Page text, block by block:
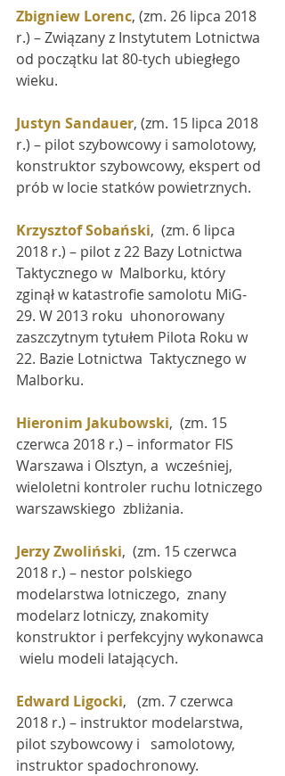
Zbigniew Lorenc, (zm. 26 lipca 2018
r.) – Związany z Instytutem Lotnictwa
od początku lat 80-tych ubiegłego
wieku.
Justyn Sandauer, (zm. 15 lipca 2018
r.) – pilot szybowcowy i samolotowy,
konstruktor szybowcowy, ekspert od
prób w locie statków powietrznych.
Krzysztof Sobański,  (zm. 6 lipca
2018 r.) – pilot z 22 Bazy Lotnictwa
Taktycznego w  Malborku, który
zginął w katastrofie samolotu MiG-
29. W 2013 roku  uhonorowany
zaszczytnym tytułem Pilota Roku w
22. Bazie Lotnictwa  Taktycznego w
Malborku.
Hieronim Jakubowski,  (zm. 15
czerwca 2018 r.) – informator FIS
Warszawa i Olsztyn, a  wcześniej,
wieloletni kontroler ruchu lotniczego
warszawskiego  zbliżania.
Jerzy Zwoliński,  (zm. 15 czerwca
2018 r.) – nestor polskiego
modelarstwa lotniczego,  znany
modelarz lotniczy, znakomity
konstruktor i perfekcyjny wykonawca
wielu modeli latających.
Edward Ligocki,   (zm. 7 czerwca
2018 r.) – instruktor modelarstwa,
pilot szybowcowy i   samolotowy,
instruktor spadochronowy.